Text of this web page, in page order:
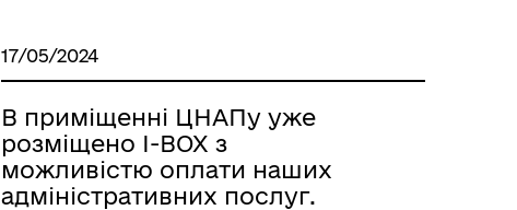
17/05/2024
В приміщенні ЦНАПу уже
розміщено I-BOX з
можливістю оплати наших
адміністративних послуг.